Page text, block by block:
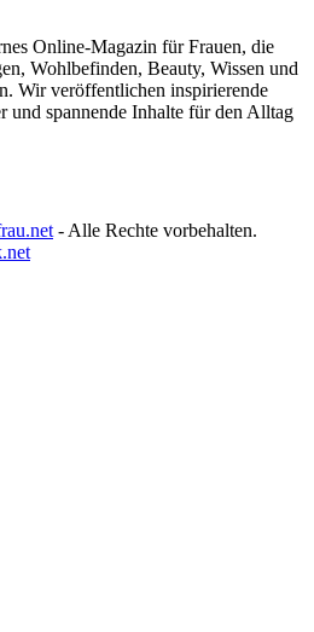
Online-Magazin für Frauen, die
Wohlbefinden, Beauty, Wissen und
Wir veröffentlichen inspirierende
und spannende Inhalte für den Alltag
- Alle Rechte vorbehalten.